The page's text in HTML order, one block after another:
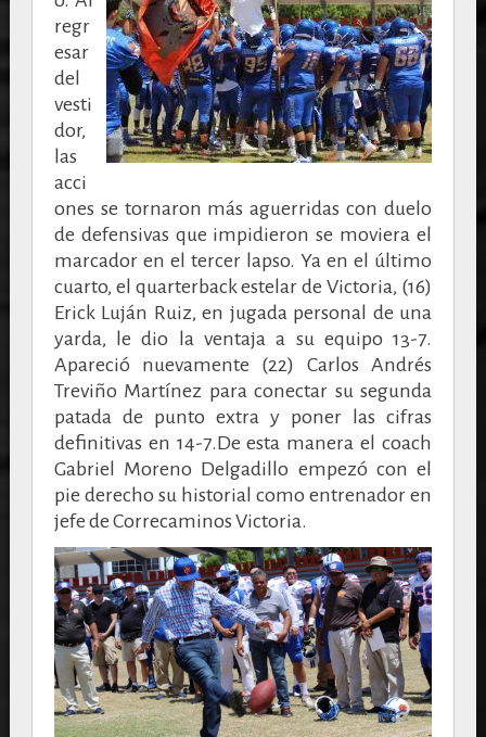
regr
esar
del
vesti
dor,
las
acci
ones se tornaron más aguerridas con duelo
de defensivas que impidieron se moviera el
marcador en el tercer lapso. Ya en el último
cuarto, el quarterback estelar de Victoria, (16)
Erick Luján Ruiz, en jugada personal de una
yarda, le dio la ventaja a su equipo 13-7.
Apareció nuevamente (22) Carlos Andrés
Treviño Martínez para conectar su segunda
patada de punto extra y poner las cifras
definitivas en 14-7.De esta manera el coach
Gabriel Moreno Delgadillo empezó con el
pie derecho su historial como entrenador en
jefe de Correcaminos Victoria.